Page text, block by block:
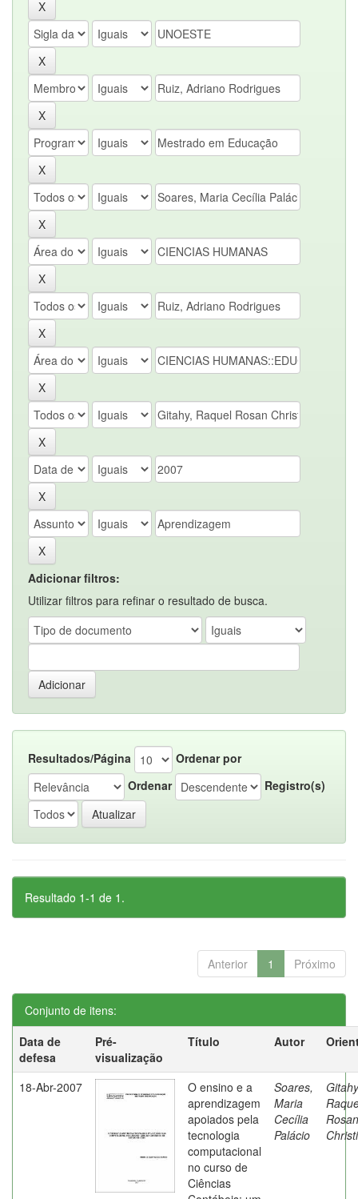
Adicionar filtros:
Utilizar filtros para refinar o resultado de busca.
Resultados/Página
Ordenar por
Ordenar
Registro(s)
Resultado 1-1 de 1.
Anterior 1 Próximo
Conjunto de itens:
Data de
defesa
Pré-
visualização
Título Autor
18-Abr-2007
O ensino e a
aprendizagem
apoiados pela
tecnologia
computacional
no curso de
Ciências
Soares,
Maria
Cecília
Palácio
Rosan